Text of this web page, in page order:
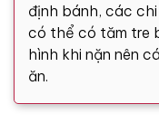
định bánh, các
có thể có tăm tre
hình khi nặn nên
ăn.